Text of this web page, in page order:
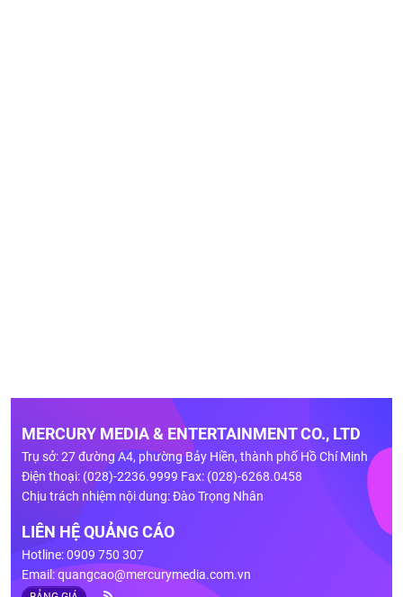
MERCURY MEDIA & ENTERTAINMENT CO., LTD
Trụ sở: 27 đường A4, phường Bảy Hiền, thành phố Hồ Chí Minh
Điện thoại: (028)-2236.9999 Fax: (028)-6268.0458
Chịu trách nhiệm nội dung: Đào Trọng Nhân
LIÊN HỆ QUẢNG CÁO
Hotline: 0909 750 307
Email:quangcao@mercurymedia.com.vn